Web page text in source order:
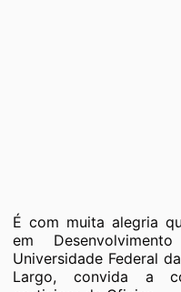
É com muita alegria
em
Universidade Federal
Largo, convida a